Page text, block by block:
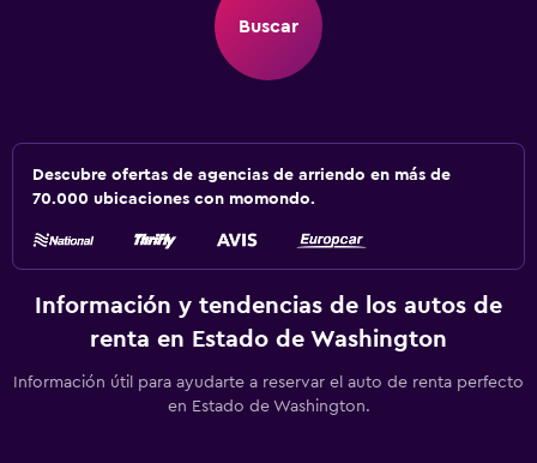
Buscar
Descubre ofertas de agencias de arriendo en más de
70.000 ubicaciones con momondo.
Información y tendencias de los autos de
renta en Estado de Washington
Información útil para ayudarte a reservar el auto de renta perfecto
en Estado de Washington.